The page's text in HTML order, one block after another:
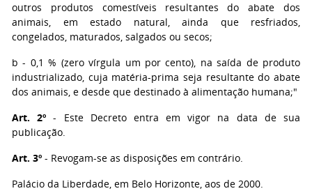
outros produtos comestíveis resultantes do abate dos
animais, em estado natural, ainda que resfriados,
congelados, maturados, salgados ou secos;
b - 0,1 % (zero vírgula um por cento), na saída de produto
industrializado, cuja matéria-prima seja resultante do abate
dos animais, e desde que destinado à alimentação humana;"
Art. 2º - Este Decreto entra em vigor na data de sua
publicação.
Art. 3º - Revogam-se as disposições em contrário.
Palácio da Liberdade, em Belo Horizonte, aos de 2000.